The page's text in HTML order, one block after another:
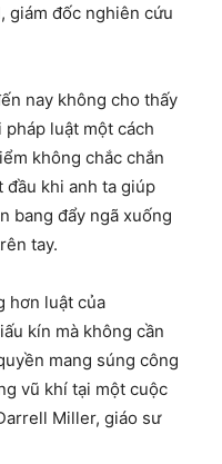
giám đốc nghiên cứu
nay không cho thấy
luật một cách
không chắc chắn
đầu khi anh ta giúp
bang đẩy ngã xuống
tay.
hơn luật của
kín mà không cần
mang súng công
vũ khí tại một cuộc
Miller, giáo sư